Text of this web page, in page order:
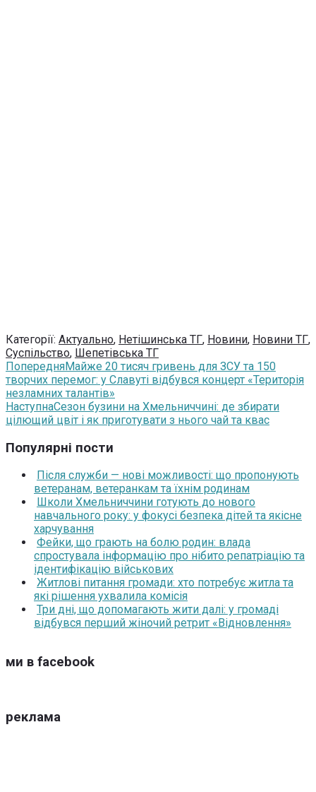
Категорії: Актуально, Нетішинська ТГ, Новини, Новини ТГ,
Суспільство, Шепетівська ТГ
ПопередняМайже 20 тисяч гривень для ЗСУ та 150
творчих перемог: у Славуті відбувся концерт «Територія
незламних талантів»
НаступнаСезон бузини на Хмельниччині: де збирати
цілющий цвіт і як приготувати з нього чай та квас
Популярні пости
Після служби — нові можливості: що пропонують
ветеранам, ветеранкам та їхнім родинам
Школи Хмельниччини готують до нового
навчального року: у фокусі безпека дітей та якісне
харчування
Фейки, що грають на болю родин: влада
спростувала інформацію про нібито репатріацію та
ідентифікацію військових
Житлові питання громади: хто потребує житла та
які рішення ухвалила комісія
Три дні, що допомагають жити далі: у громаді
відбувся перший жіночий ретрит «Відновлення»
ми в facebook
реклама